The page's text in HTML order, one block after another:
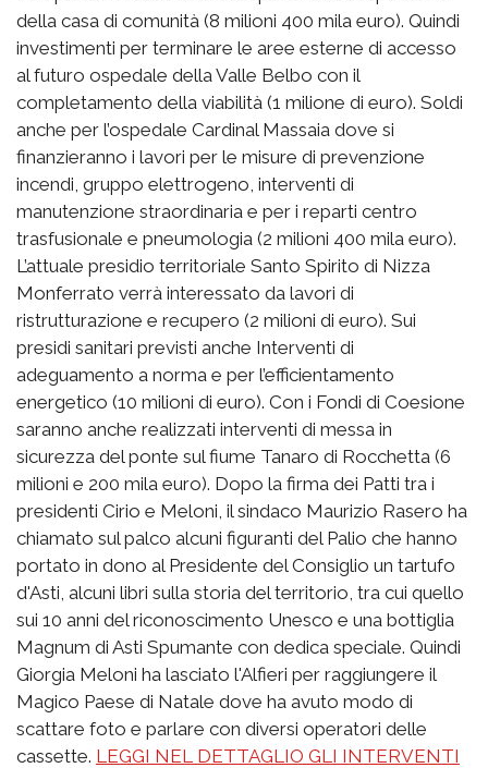
della casa di comunità (8 milioni 400 mila euro). Quindi
investimenti per terminare le aree esterne di accesso
al futuro ospedale della Valle Belbo con il
completamento della viabilità (1 milione di euro). Soldi
anche per l’ospedale Cardinal Massaia dove si
finanzieranno i lavori per le misure di prevenzione
incendi, gruppo elettrogeno, interventi di
manutenzione straordinaria e per i reparti centro
trasfusionale e pneumologia (2 milioni 400 mila euro).
L’attuale presidio territoriale Santo Spirito di Nizza
Monferrato verrà interessato da lavori di
ristrutturazione e recupero (2 milioni di euro). Sui
presidi sanitari previsti anche Interventi di
adeguamento a norma e per l’efficientamento
energetico (10 milioni di euro). Con i Fondi di Coesione
saranno anche realizzati interventi di messa in
sicurezza del ponte sul fiume Tanaro di Rocchetta (6
milioni e 200 mila euro). Dopo la firma dei Patti tra i
presidenti Cirio e Meloni, il sindaco Maurizio Rasero ha
chiamato sul palco alcuni figuranti del Palio che hanno
portato in dono al Presidente del Consiglio un tartufo
d'Asti, alcuni libri sulla storia del territorio, tra cui quello
sui 10 anni del riconoscimento Unesco e una bottiglia
Magnum di Asti Spumante con dedica speciale. Quindi
Giorgia Meloni ha lasciato l'Alfieri per raggiungere il
Magico Paese di Natale dove ha avuto modo di
scattare foto e parlare con diversi operatori delle
cassette. LEGGI NEL DETTAGLIO GLI INTERVENTI